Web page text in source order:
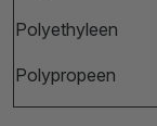
Polyethyleen
Polypropeen